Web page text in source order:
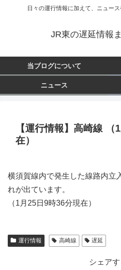
日々の運行情報に加えて、ニュー
JR東の遅延情報
当ブログについて
ニュース
【運行情報】高崎線 （
在）
横須賀線内で発生した線路内立
れが出ています。
（1月25日9時36分現在）
運行情報 高崎線 遅延
シェアす